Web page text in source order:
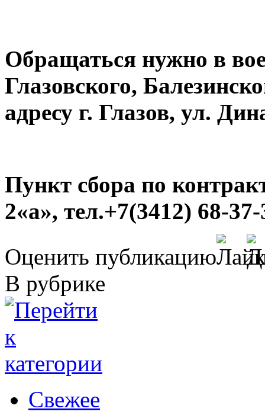
Обращаться нужно в
Глазовского,
адресу г. Глазов, ул.
Пункт сбора по
2«а», тел.+7(3412) 68-
Оценить публикацию
В рубрике
Свежее